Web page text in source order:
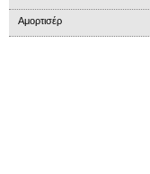
Αμορτισέρ